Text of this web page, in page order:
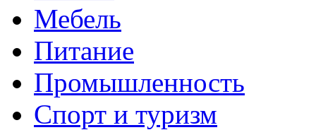
Мебель
Питание
Промышленность
Спорт и туризм